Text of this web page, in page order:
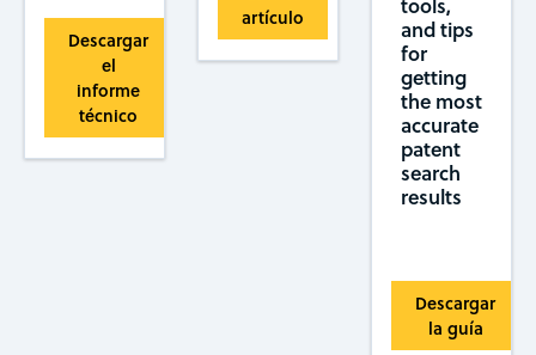
Descargar
el
informe
técnico
artículo
tools,
and tips
for
getting
the most
accurate
patent
search
results
Descargar
la guía